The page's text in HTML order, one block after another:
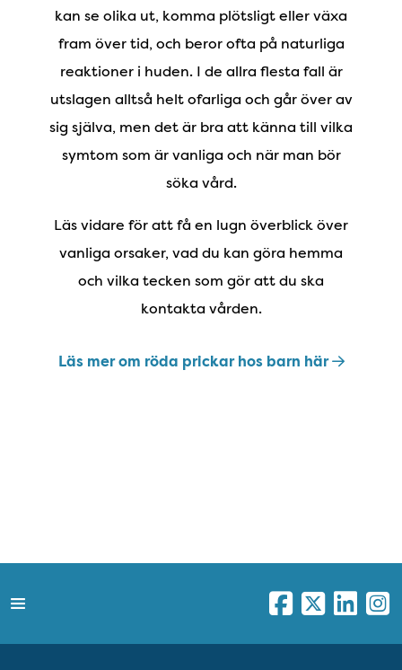
kan se olika ut, komma plötsligt eller växa
fram över tid, och beror ofta på naturliga
reaktioner i huden. I de allra flesta fall är
utslagen alltså helt ofarliga och går över av
sig själva, men det är bra att känna till vilka
symtom som är vanliga och när man bör
söka vård.
Läs vidare för att få en lugn överblick över
vanliga orsaker, vad du kan göra hemma
och vilka tecken som gör att du ska
kontakta vården.
Läs mer om röda prickar hos barn här